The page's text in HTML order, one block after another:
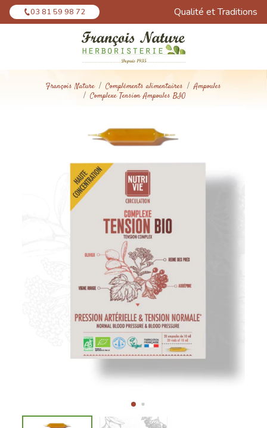
03 81 59 98 72 Qualité et Traditions
François Nature Compléments alimentaires
Ampoules
Complexe Tension Ampoules BIO
Panneau de gestion des cookies